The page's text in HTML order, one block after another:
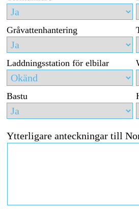
Gråvattenhantering
Laddningsstation för elbilar
Bastu
Ytterligare anteckningar till